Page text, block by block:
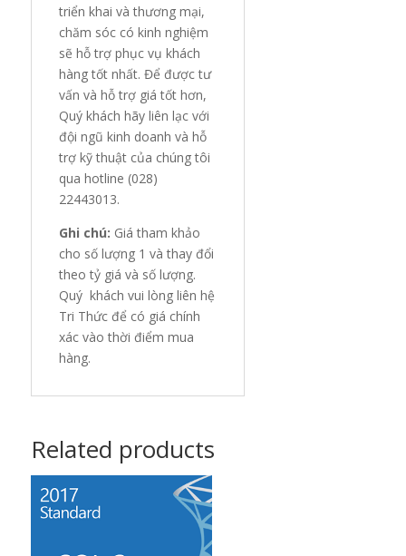
triển khai và thương mại,
chăm sóc có kinh nghiệm
sẽ hỗ trợ phục vụ khách
hàng tốt nhất. Để được tư
vấn và hỗ trợ giá tốt hơn,
Quý khách hãy liên lạc với
đội ngũ kinh doanh và hỗ
trợ kỹ thuật của chúng tôi
qua hotline (028)
22443013.
Ghi chú: Giá tham khảo
cho số lượng 1 và thay đổi
theo tỷ giá và số lượng.
Quý khách vui lòng liên hệ
Tri Thức để có giá chính
xác vào thời điểm mua
hàng.
Related products